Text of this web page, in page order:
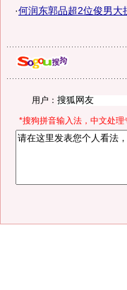
·何润东郭品超2位俊男大
用户：
*搜狗拼音输入法，中文处理